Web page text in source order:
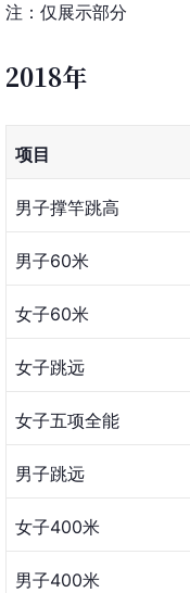
注：仅展示部分
2018年
项目
男子撑竿跳高
男子60米
女子60米
女子跳远
女子五项全能
男子跳远
女子400米
男子400米